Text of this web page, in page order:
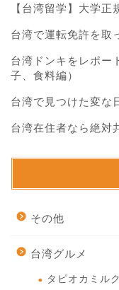
【台湾留学】大学正
台湾で運転免許を取
台湾ドンキをレポー
子、食料編）
台湾で見つけた変な
台湾在住者なら絶対
その他
台湾グルメ
タピオカミル